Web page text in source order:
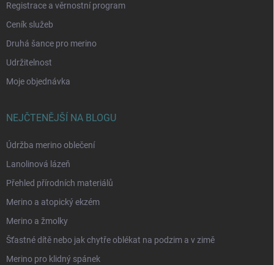
Registrace a věrnostní program
Ceník služeb
Druhá šance pro merino
Udržitelnost
Moje objednávka
NEJČTENĚJŠÍ NA BLOGU
Údržba merino oblečení
Lanolinová lázeň
Přehled přírodních materiálů
Merino a atopický ekzém
Merino a žmolky
Šťastné dítě nebo jak chytře oblékat na podzim a v zimě
Merino pro klidný spánek